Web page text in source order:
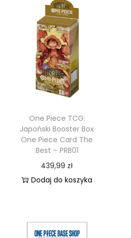
One Piece TCG:
Japoński Booster Box
One Piece Card The
Best – PRB01
439,99 zł
Dodaj do koszyka